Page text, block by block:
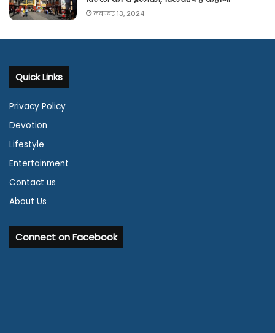
नवम्बर 13, 2024
Quick Links
Privacy Policy
Devotion
Lifestyle
Entertainment
Contact us
About Us
Connect on Facebook